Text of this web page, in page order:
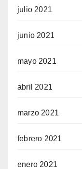
julio 2021
junio 2021
mayo 2021
abril 2021
marzo 2021
febrero 2021
enero 2021